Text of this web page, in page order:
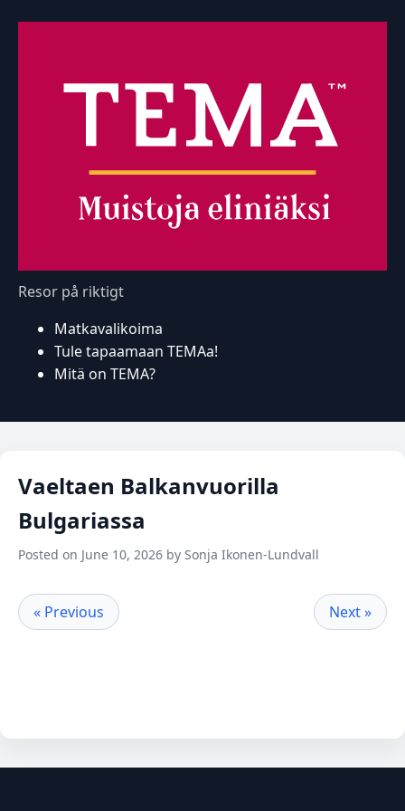
Resor på riktigt
Matkavalikoima
Tule tapaamaan TEMAa!
Mitä on TEMA?
Vaeltaen Balkanvuorilla
Bulgariassa
Posted on June 10, 2026 by Sonja Ikonen-Lundvall
« Previous Next »